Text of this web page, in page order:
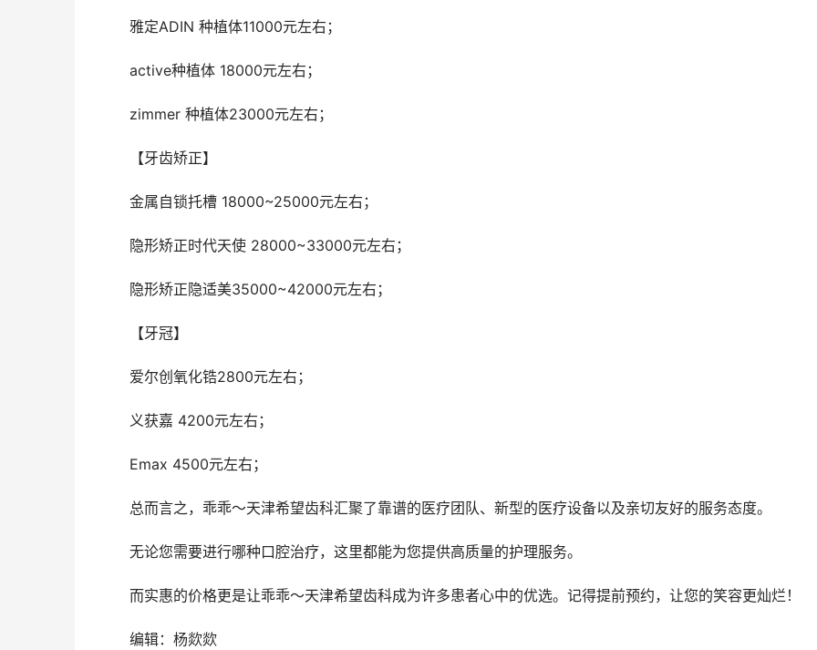
	雅定ADIN 种植体11000元左右；
	active种植体 18000元左右；
	zimmer 种植体23000元左右；
	【牙齿矫正】
	金属自锁托槽 18000~25000元左右；
	隐形矫正时代天使 28000~33000元左右；
	隐形矫正隐适美35000~42000元左右；
	【牙冠】
	爱尔创氧化锆2800元左右；
	义获嘉 4200元左右；
	Emax 4500元左右；
	总而言之，乖乖～天津希望齿科汇聚了靠谱的医疗团队、新型的医疗设备以及亲切友好的服务态度。
	无论您需要进行哪种口腔治疗，这里都能为您提供高质量的护理服务。
	而实惠的价格更是让乖乖～天津希望齿科成为许多患者心中的优选。记得提前预约，让您的笑容更灿烂！
	编辑：杨欻欻